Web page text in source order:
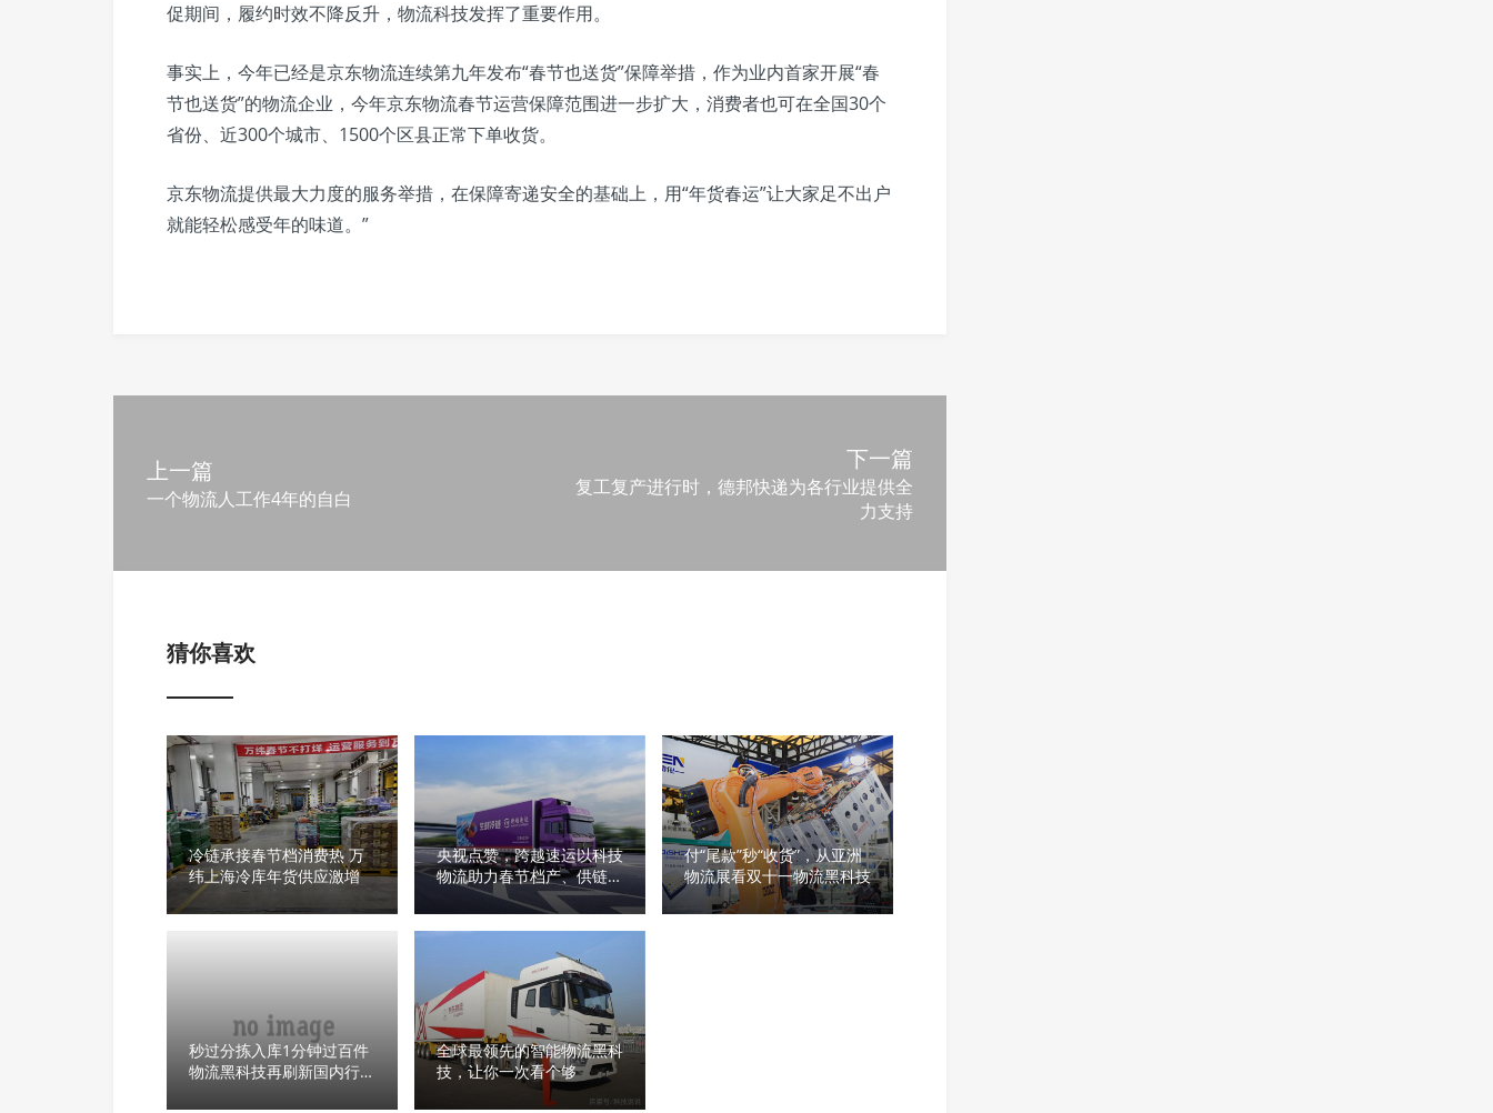
促期间，履约时效不降反升，物流科技发挥了重要作用。
事实上，今年已经是京东物流连续第九年发布“春节也送货”保障举措，作为业内首家开展“春
节也送货”的物流企业，今年京东物流春节运营保障范围进一步扩大，消费者也可在全国30个
省份、近300个城市、1500个区县正常下单收货。
京东物流提供最大力度的服务举措，在保障寄递安全的基础上，用“年货春运”让大家足不出户
就能轻松感受年的味道。”
上一篇
一个物流人工作4年的自白
下一篇
复工复产进行时，德邦快递为各行业提供全
力支持
猜你喜欢
冷链承接春节档消费热 万
纬上海冷库年货供应激增
央视点赞，跨越速运以科技
物流助力春节档产、供链稳
定运转
付“尾款”秒“收货”，从亚洲
物流展看双十一物流黑科技
秒过分拣入库1分钟过百件
物流黑科技再刷新国内行业
全球最领先的智能物流黑科
技，让你一次看个够